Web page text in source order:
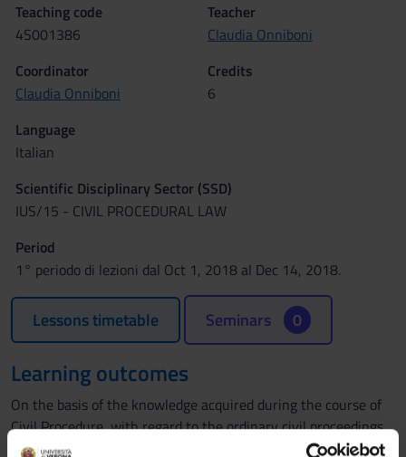
Teaching code
4S001386
Teacher
Claudia Onniboni
Coordinator
Claudia Onniboni
Credits
6
Language
Italian
Scientific Disciplinary Sector (SSD)
IUS/15 - CIVIL PROCEDURAL LAW
Period
1° periodo di lezioni dal Oct 1, 2018 al Dec 14, 2018.
Lessons timetable Seminars 0
Learning outcomes
On the basis of the knowledge acquired during the course of
Civil Procedure, with regard to the ordinary civil proceedings,
the course aims at examining the special proceedings covered